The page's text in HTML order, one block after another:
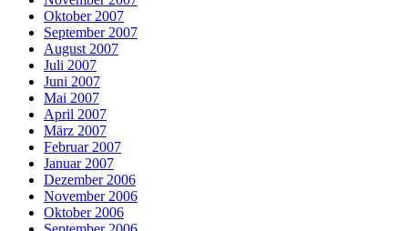
Oktober 2007
September 2007
August 2007
Juli 2007
Juni 2007
Mai 2007
April 2007
März 2007
Februar 2007
Januar 2007
Dezember 2006
November 2006
Oktober 2006